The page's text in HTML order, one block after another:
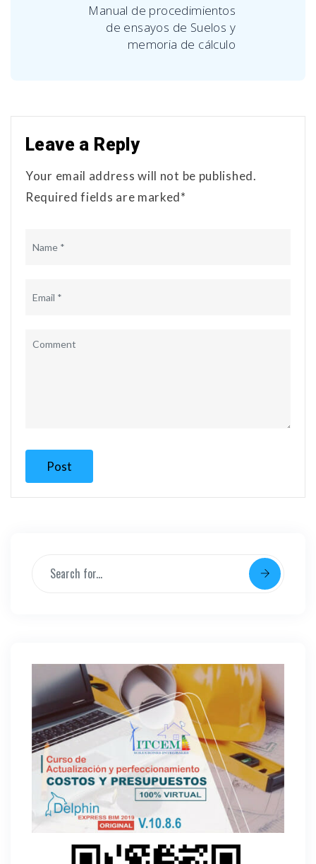
Manual de procedimientos
de ensayos de Suelos y
memoria de cálculo
Leave a Reply
Your email address will not be published.
Required fields are marked*